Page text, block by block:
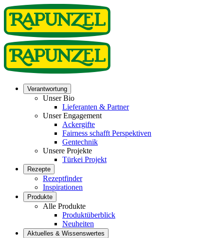
Verantwortung
Unser Bio
Lieferanten & Partner
Unser Engagement
Ackergifte
Fairness schafft Perspektiven
Gentechnik
Unsere Projekte
Türkei Projekt
Rezepte
Rezeptfinder
Inspirationen
Produkte
Alle Produkte
Produktüberblick
Neuheiten
Aktuelles & Wissenswertes